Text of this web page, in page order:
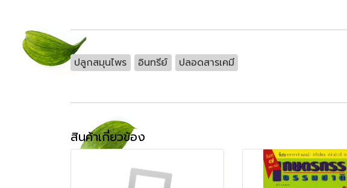
ปลูกสมุนไพร อินทรีย์ ปลอดสารเคมี
สินค้าเกี่ยวข้อง